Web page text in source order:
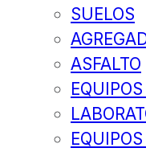
SUELOS
ASFALTO